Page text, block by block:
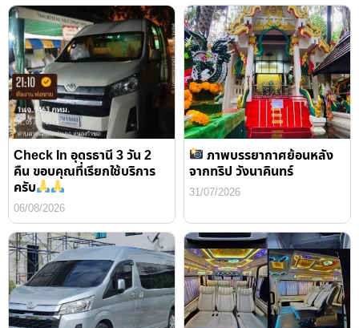
Check In อุดรธานี 3 วัน 2
คืน ขอบคุณที่เรียกใช้บริการ
ครับ
06/08/2026
ภาพบรรยากาศย้อนหลัง
จากทริป วังนาคินทร์
31/07/2026